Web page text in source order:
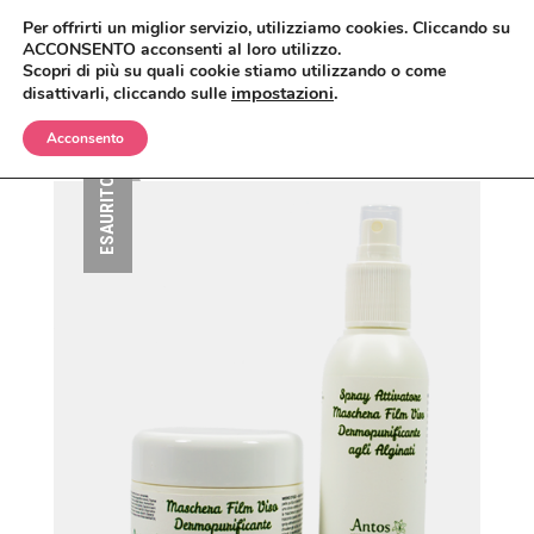
BIMBI
OLII E CREME
IGIENE ORALE
ERBE COSMETICHE
DOCCIA E SHAMPO
ESAURITO
Per offrirti un miglior servizio, utilizziamo cookies. Cliccando su
ACCONSENTO acconsenti al loro utilizzo.
Scopri di più su quali cookie stiamo utilizzando o come
disattivarli, cliccando sulle impostazioni.
Acconsento